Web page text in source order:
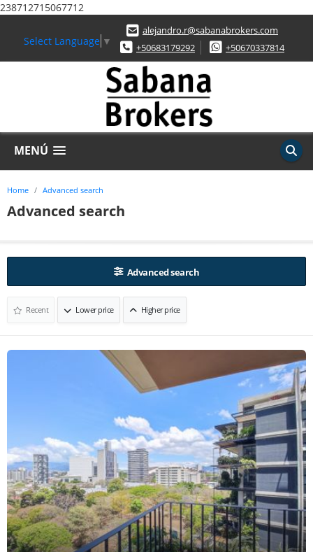
238712715067712
Select Language ▼
alejandro.r@sabanabrokers.com
+50683179292
+50670337814
MENÚ
Home Advanced search
Advanced search
Advanced search
Recent Lower price Higher price